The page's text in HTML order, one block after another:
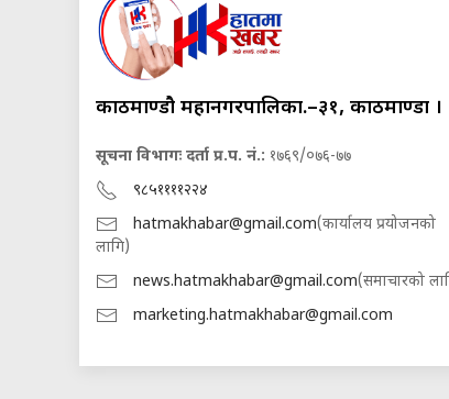
काठमाण्डौ महानगरपालिका.–३१, काठमाण्डौं ।
सूचना विभागः दर्ता प्र.प. नं.: १७६९/०७६-७७
९८५११११२२४
hatmakhabar@gmail.com(कार्यालय प्रयोजनको
लागि)
news.hatmakhabar@gmail.com(समाचारको
marketing.hatmakhabar@gmail.com